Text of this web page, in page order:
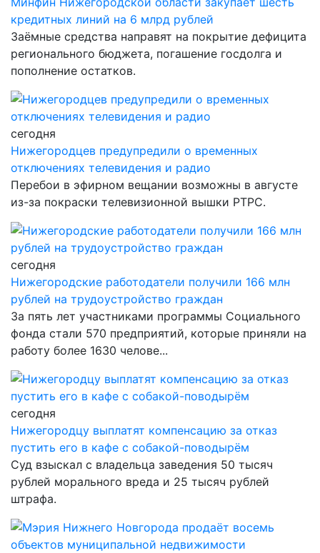
кредитных линий на 6 млрд рублей
Заёмные средства направят на покрытие дефицита
регионального бюджета, погашение госдолга и
пополнение остатков.
сегодня
Нижегородцев предупредили о временных
отключениях телевидения и радио
Перебои в эфирном вещании возможны в августе
из-за покраски телевизионной вышки РТРС.
сегодня
Нижегородские работодатели получили 166 млн
рублей на трудоустройство граждан
За пять лет участниками программы Социального
фонда стали 570 предприятий, которые приняли на
работу более 1630 челове...
сегодня
Нижегородцу выплатят компенсацию за отказ
пустить его в кафе с собакой-поводырём
Суд взыскал с владельца заведения 50 тысяч
рублей морального вреда и 25 тысяч рублей
штрафа.